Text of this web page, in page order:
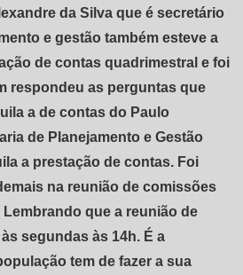
da Silva que é secretário
e gestão também esteve a
de contas quadrimestral e foi
respondeu as perguntas que
a de contas do Paulo
de Planejamento e Gestão
a prestação de contas. Foi
na reunião de comissões
que a reunião de
segundas às 14h. É a
tem de fazer a sua